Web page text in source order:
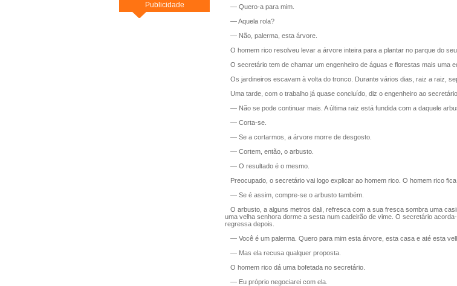
Publicidade
— Quero-a para mim.
— Aquela rola?
— Não, palerma, esta árvore.
O homem rico resolveu levar a árvore inteira para a plantar no parque do seu
O secretário tem de chamar um engenheiro de águas e florestas mais uma
Os jardineiros escavam à volta do tronco. Durante vários dias, raiz a raiz,
Uma tarde, com o trabalho já quase concluído, diz o engenheiro ao
— Não se pode continuar mais. A última raiz está fundida com a daquele
— Corta-se.
— Se a cortarmos, a árvore morre de desgosto.
— Cortem, então, o arbusto.
— O resultado é o mesmo.
Preocupado, o secretário vai logo explicar ao homem rico. O homem rico fica
— Se é assim, compre-se o arbusto também.
O arbusto, a alguns metros dali, refresca com a sua fresca sombra uma
uma velha senhora dorme a sesta num cadeirão de vime. O secretário
regressa depois.
— Você é um palerma. Quero para mim esta árvore, esta casa e até esta
— Mas ela recusa qualquer proposta.
O homem rico dá uma bofetada no secretário.
— Eu próprio negociarei com ela.